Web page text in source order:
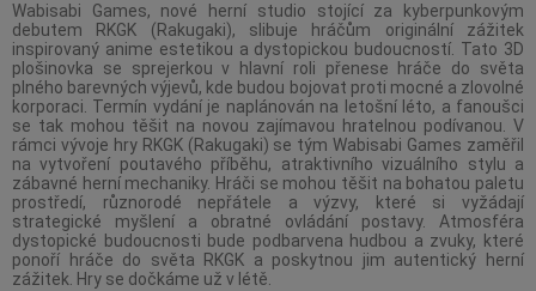
Wabisabi Games, nové herní studio stojící za kyberpunkovým
debutem RKGK (Rakugaki), slibuje hráčům originální zážitek
inspirovaný anime estetikou a dystopickou budoucností. Tato 3D
plošinovka se sprejerkou v hlavní roli přenese hráče do světa
plného barevných výjevů, kde budou bojovat proti mocné a zlovolné
korporaci. Termín vydání je naplánován na letošní léto, a fanoušci
se tak mohou těšit na novou zajímavou hratelnou podívanou. V
rámci vývoje hry RKGK (Rakugaki) se tým Wabisabi Games zaměřil
na vytvoření poutavého příběhu, atraktivního vizuálního stylu a
zábavné herní mechaniky. Hráči se mohou těšit na bohatou paletu
prostředí, různorodé nepřátele a výzvy, které si vyžádají
strategické myšlení a obratné ovládání postavy. Atmosféra
dystopické budoucnosti bude podbarvena hudbou a zvuky, které
ponoří hráče do světa RKGK a poskytnou jim autentický herní
zážitek. Hry se dočkáme už v létě.